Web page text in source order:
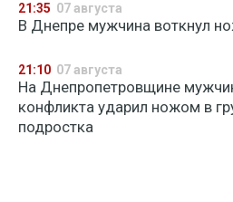
21:35 07 августа
В Днепре мужчина воткнул
21:10 07 августа
На Днепропетровщине
конфликта ударил ножом в
подростка